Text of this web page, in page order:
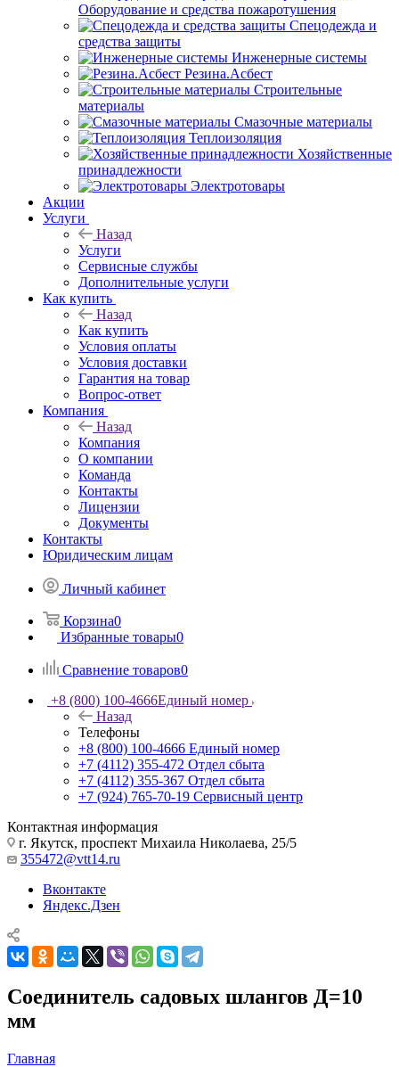
Оборудование и средства пожаротушения
Спецодежда и
средства защиты
Инженерные системы
Резина.Асбест
Строительные
материалы
Смазочные материалы
Теплоизоляция
Хозяйственные
принадлежности
Электротовары
Акции
Услуги
Назад
Услуги
Сервисные службы
Дополнительные услуги
Как купить
Назад
Как купить
Условия оплаты
Условия доставки
Гарантия на товар
Вопрос-ответ
Компания
Назад
Компания
О компании
Команда
Контакты
Лицензии
Документы
Контакты
Юридическим лицам
Личный кабинет
Корзина0
Избранные товары0
Сравнение товаров0
+8 (800) 100-4666Единый номер
Назад
Телефоны
+8 (800) 100-4666 Единый номер
+7 (4112) 355-472 Отдел сбыта
+7 (4112) 355-367 Отдел сбыта
+7 (924) 765-70-19 Сервисный центр
Контактная информация
г. Якутск, проспект Михаила Николаева, 25/5
355472@vtt14.ru
Вконтакте
Яндекс.Дзен
Соединитель садовых шлангов Д=10
мм
Главная